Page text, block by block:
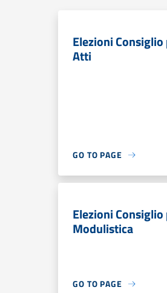
Elezioni
Atti
GO TO PAGE
Elezioni
Modulistica
GO TO PAGE